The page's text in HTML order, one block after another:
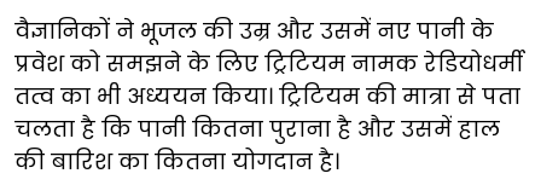
वैज्ञानिकों ने भूजल की उम्र और उसमें नए पानी के
प्रवेश को समझने के लिए ट्रिटियम नामक रेडियोधर्मी
तत्व का भी अध्ययन किया। ट्रिटियम की मात्रा से पता
चलता है कि पानी कितना पुराना है और उसमें हाल
की बारिश का कितना योगदान है।